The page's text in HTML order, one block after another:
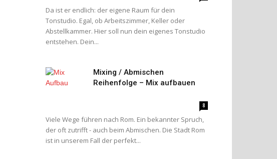
Da ist er endlich: der eigene Raum für dein
Tonstudio. Egal, ob Arbeitszimmer, Keller oder
Abstellkammer. Hier soll nun dein eigenes Tonstudio
entstehen. Dein...
Mixing / Abmischen
Reihenfolge – Mix aufbauen
8
Viele Wege führen nach Rom. Ein bekannter Spruch,
der oft zutrifft - auch beim Abmischen. Die Stadt Rom
ist in unserem Fall der perfekt...